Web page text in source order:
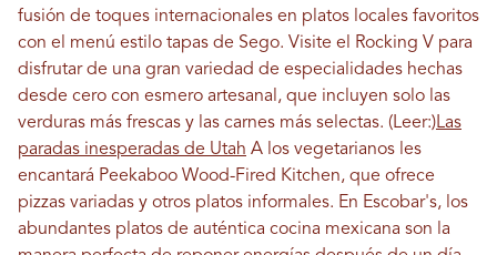
fusión de toques internacionales en platos locales favoritos
con el menú estilo tapas de Sego. Visite el Rocking V para
disfrutar de una gran variedad de especialidades hechas
desde cero con esmero artesanal, que incluyen solo las
verduras más frescas y las carnes más selectas. (Leer:)Las
paradas inesperadas de Utah A los vegetarianos les
encantará Peekaboo Wood-Fired Kitchen, que ofrece
pizzas variadas y otros platos informales. En Escobar's, los
abundantes platos de auténtica cocina mexicana son la